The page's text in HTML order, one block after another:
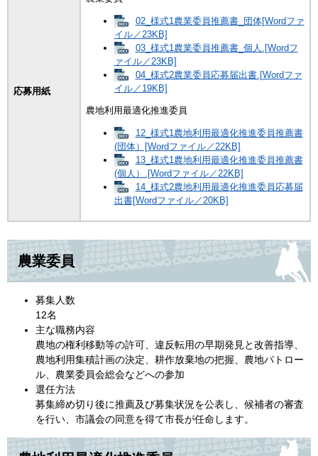
応募用紙
02_様式1農業委員推薦書_団体[Wordファ
イル／23KB]
03_様式1農業委員推薦書_個人.[Wordフ
ァイル／23KB]
04_様式2農業委員応募届出書.[Wordファ
イル／19KB]
農地利用最適化推進委員
12_様式1農地利用最適化推進委員推薦書
(団体）[Wordファイル／22KB]
13_様式1農地利用最適化推進委員推薦書
(個人）.[Wordファイル／22KB]
14_様式2農地利用最適化推進委員応募届
出書[Wordファイル／20KB]
農業委員
募集人数
12名
主な職務内容
農地の権利移動等の許可、違反転用の早期発見と改善指導、
農地利用集積計画の決定、耕作放棄地の把握、農地パトロー
ル、農業委員会総会などへの参加
選任方法
募集締め切り後に推薦及び募集状況を公表し、候補者の審査
を行い、市議会の同意を得て市長が任命します。